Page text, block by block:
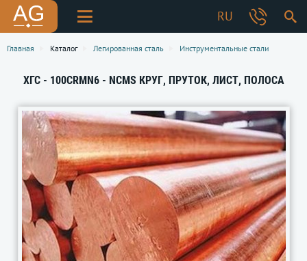
RU
Главная Каталог Легированная сталь Инструментальные стали
ХГС - 100CRMN6 - NCMS КРУГ, ПРУТОК, ЛИСТ, ПОЛОСА